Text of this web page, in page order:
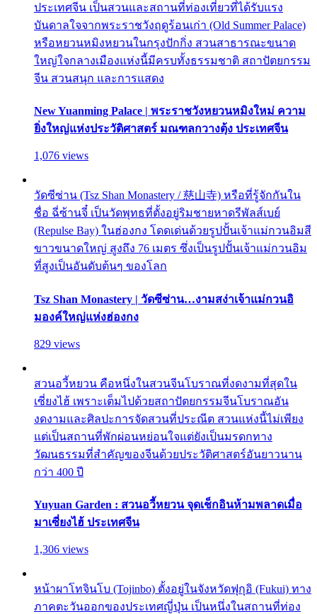
ประเทศจีน เป็นสวนและสถานที่ท่องเที่ยวที่ได้รับแรง
บันดาลใจจากพระราชวังฤดูร้อนเก่า (Old Summer Palace)
หรือหยวนหมิงหยวนในกรุงปักกิ่ง สวนสาธารณะขนาด
ใหญ่ใจกลางเมืองแห่งนี้มีครบทั้งธรรมชาติ สถาปัตยกรรม
จีน สวนสนุก และการแสดง
New Yuanming Palace | พระราชวังหยวนหมิงใหม่ ความ
ยิ่งใหญ่แห่งประวัติศาสตร์ มณฑลกวางตุ้ง ประเทศจีน
1,076 views
วัดซีซ่าน (Tsz Shan Monastery / 慈山寺) หรือที่รู้จักกันใน
ชื่อ ฉี่ซ้านจี๋ เป็นวัดพุทธที่ตั้งอยู่ริมชายหาดรีพัลส์เบย์
(Repulse Bay) ในฮ่องกง โดดเด่นด้วยรูปปั้นเจ้าแม่กวนอิมสี
ขาวขนาดใหญ่ สูงถึง 76 เมตร ซึ่งเป็นรูปปั้นเจ้าแม่กวนอิม
ที่สูงเป็นอันดับต้นๆ ของโลก
Tsz Shan Monastery | วัดซีซ่าน…งามสง่าเจ้าแม่กวนอิ
มองค์ใหญ่แห่งฮ่องกง
829 views
สวนอวี้หยวน คือหนึ่งในสวนจีนโบราณที่งดงามที่สุดใน
เซี่ยงไฮ้ เพราะเต็มไปด้วยสถาปัตยกรรมจีนโบราณอัน
งดงามและศิลปะการจัดสวนที่ประณีต สวนแห่งนี้ไม่เพียง
แต่เป็นสถานที่พักผ่อนหย่อนใจแต่ยังเป็นมรดกทาง
วัฒนธรรมที่สำคัญของจีนด้วยประวัติศาสตร์อันยาวนาน
กว่า 400 ปี
Yuyuan Garden : สวนอวี้หยวน จุดเช็กอินห้ามพลาดเมื่อ
มาเซี่ยงไฮ้ ประเทศจีน
1,306 views
หน้าผาโทจินโบ (Tojinbo) ตั้งอยู่ในจังหวัดฟุกุอิ (Fukui) ทาง
ภาคตะวันออกของประเทศญี่ปุ่น เป็นหนึ่งในสถานที่ท่อง